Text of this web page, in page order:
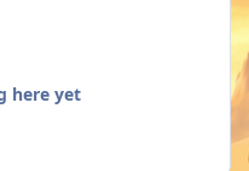
here yet